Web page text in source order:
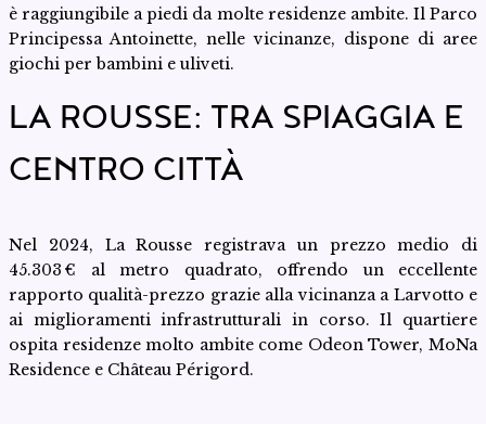
è raggiungibile a piedi da molte residenze ambite. Il Parco
Principessa Antoinette, nelle vicinanze, dispone di aree
giochi per bambini e uliveti.
LA ROUSSE: TRA SPIAGGIA E
CENTRO CITTÀ
Nel 2024, La Rousse registrava un prezzo medio di
45.303 € al metro quadrato, offrendo un eccellente
rapporto qualità-prezzo grazie alla vicinanza a Larvotto e
ai miglioramenti infrastrutturali in corso. Il quartiere
ospita residenze molto ambite come Odeon Tower, MoNa
Residence e Château Périgord.